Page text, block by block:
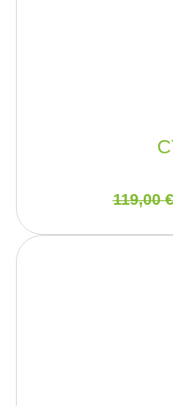
119,00€